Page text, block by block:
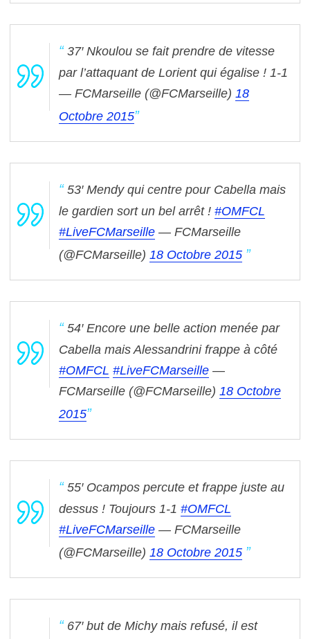
37′ Nkoulou se fait prendre de vitesse
par l’attaquant de Lorient qui égalise ! 1-1
— FCMarseille (@FCMarseille) 18
Octobre 2015
53′ Mendy qui centre pour Cabella mais
le gardien sort un bel arrêt ! #OMFCL
#LiveFCMarseille — FCMarseille
(@FCMarseille) 18 Octobre 2015
54′ Encore une belle action menée par
Cabella mais Alessandrini frappe à côté
#OMFCL #LiveFCMarseille —
FCMarseille (@FCMarseille) 18 Octobre
2015
55′ Ocampos percute et frappe juste au
dessus ! Toujours 1-1 #OMFCL
#LiveFCMarseille — FCMarseille
(@FCMarseille) 18 Octobre 2015
67′ but de Michy mais refusé, il est